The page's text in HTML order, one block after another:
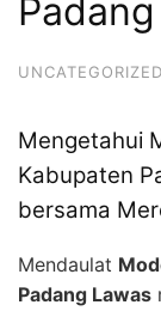
UNCATEGORIZED
Mengetahui
Kabupaten
bersama
Mendaulat
Padang Lawas